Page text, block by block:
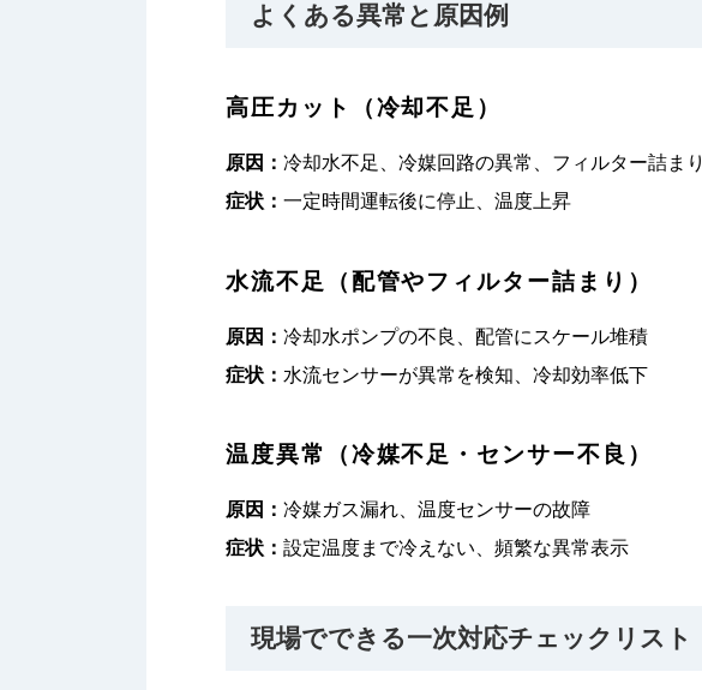
よくある異常と原因例
高圧カット（冷却不足）
原因： 冷却水不足、冷媒回路の異常、フィルター詰まり
症状： 一定時間運転後に停止、温度上昇
水流不足（配管やフィルター詰まり）
原因： 冷却水ポンプの不良、配管にスケール堆積
症状： 水流センサーが異常を検知、冷却効率低下
温度異常（冷媒不足・センサー不良）
原因： 冷媒ガス漏れ、温度センサーの故障
症状： 設定温度まで冷えない、頻繁な異常表示
現場でできる一次対応チェックリスト